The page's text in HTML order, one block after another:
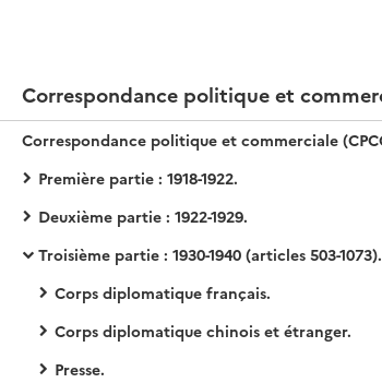
Première partie : 1918-1922.
Deuxième partie : 1922-1929.
Troisième partie : 1930-1940 (articles 503-1073).
Corps diplomatique français.
Corps diplomatique chinois et étranger.
Presse.